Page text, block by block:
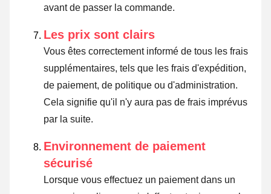
avant de passer la commande.
Les prix sont clairs
Vous êtes correctement informé de tous les frais
supplémentaires, tels que les frais d'expédition,
de paiement, de politique ou d'administration.
Cela signifie qu'il n'y aura pas de frais imprévus
par la suite.
Environnement de paiement
sécurisé
Lorsque vous effectuez un paiement dans un